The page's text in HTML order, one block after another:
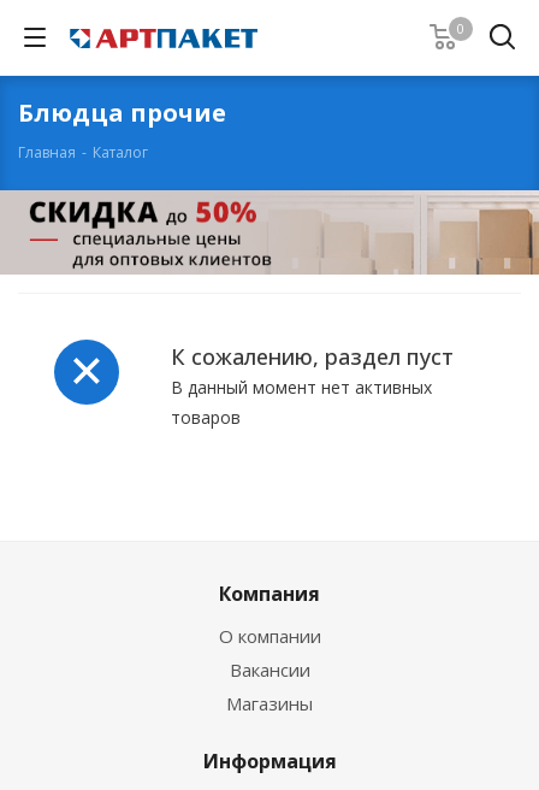
0
Блюдца прочие
Главная - Каталог
К сожалению, раздел пуст
В данный момент нет активных
товаров
Компания
О компании
Вакансии
Магазины
Информация